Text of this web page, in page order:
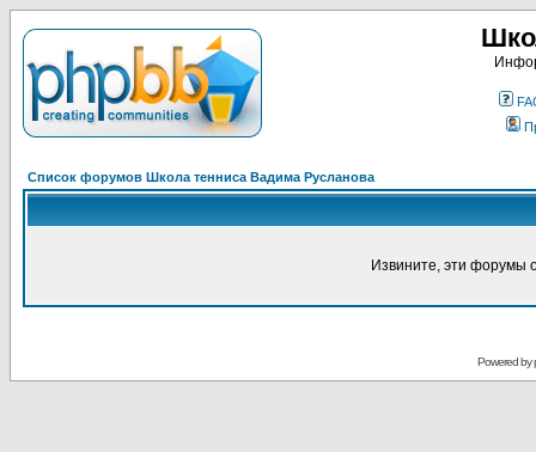
Список форумов Школа тенниса Вадима Русланова
Извините, эти форумы
Powered by